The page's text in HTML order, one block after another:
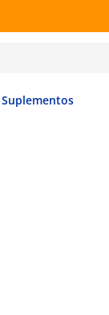
Suplementos